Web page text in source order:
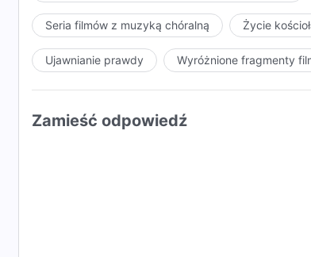
Seria filmów z muzyką chóralną Życie
Ujawnianie prawdy Wyróżnione fragmenty
Zamieść odpowiedź